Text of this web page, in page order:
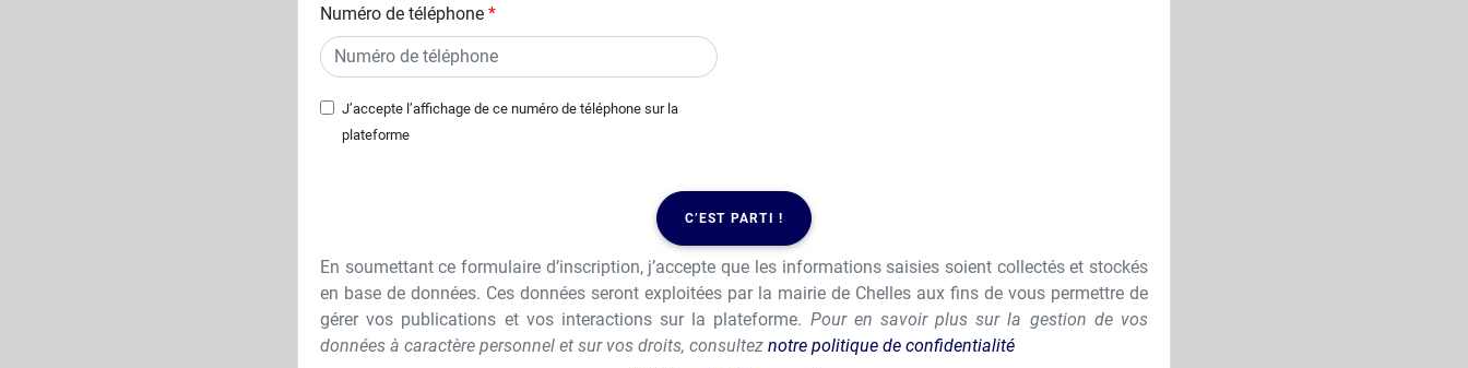
Numéro de téléphone
J’accepte l’affichage de ce numéro de téléphone sur la
plateforme
C’EST PARTI !
En soumettant ce formulaire d’inscription, j’accepte que les informations saisies soient collectés et stockés
en base de données. Ces données seront exploitées par la mairie de Chelles aux fins de vous permettre de
gérer vos publications et vos interactions sur la plateforme. Pour en savoir plus sur la gestion de vos
données à caractère personnel et sur vos droits, consultez notre politique de confidentialité